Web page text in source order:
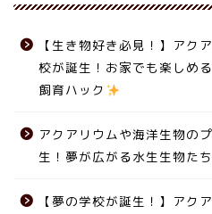
【生き物好き必見！】アク
校が誕生！お家でも楽しめ
飼育ハック
アクアリウムや海洋生物の
生！夢が広がる水生生物た
【夢の学校が誕生！】アク